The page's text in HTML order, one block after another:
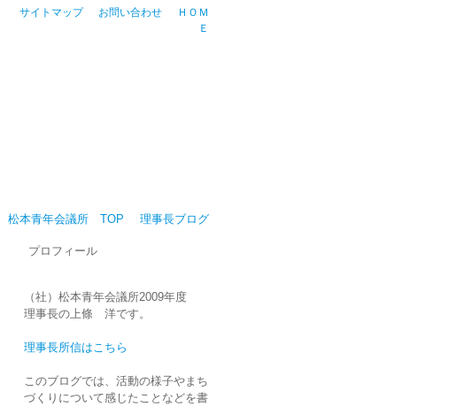
サイトマップ お問い合わせ
ＨＯＭ
Ｅ
松本青年会議所 TOP 理事長ブログ
プロフィール
（社）松本青年会議所2009年度
理事長の上條 洋です。
理事長所信はこちら
このブログでは、活動の様子やまち
づくりについて感じたことなどを書